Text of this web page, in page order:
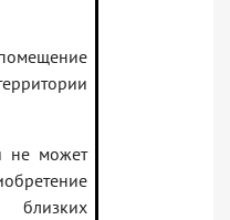
не может